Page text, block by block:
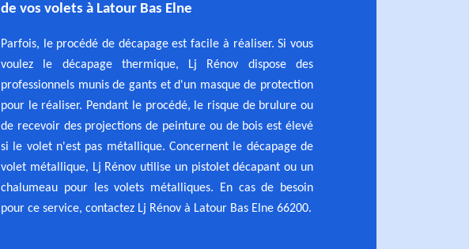
de vos volets à Latour Bas Elne
Parfois, le procédé de décapage est facile à réaliser. Si vous
voulez le décapage thermique, Lj Rénov dispose des
professionnels munis de gants et d'un masque de protection
pour le réaliser. Pendant le procédé, le risque de brulure ou
de recevoir des projections de peinture ou de bois est élevé
si le volet n'est pas métallique. Concernent le décapage de
volet métallique, Lj Rénov utilise un pistolet décapant ou un
chalumeau pour les volets métalliques. En cas de besoin
pour ce service, contactez Lj Rénov à Latour Bas Elne 66200.